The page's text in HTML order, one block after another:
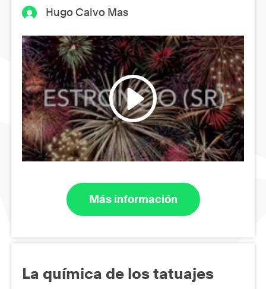
Hugo Calvo Mas
Más información
La química de los tatuajes